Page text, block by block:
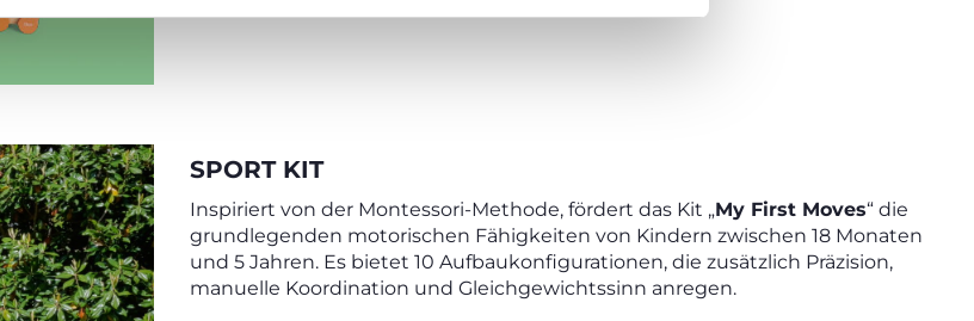
SPORT KIT
​Inspiriert von der Montessori-Methode, fördert das Kit „My First Moves“ die
grundlegenden motorischen Fähigkeiten von Kindern zwischen 18 Monaten
und 5 Jahren. Es bietet 10 Aufbaukonfigurationen, die zusätzlich Präzision,
manuelle Koordination und Gleichgewichtssinn anregen.